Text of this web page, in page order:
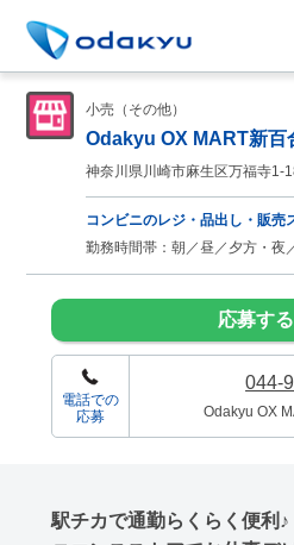
小売（その他）
Odakyu OX MART新百
神奈川県川崎市麻生区万福寺1-
コンビニのレジ・品出し・販売
勤務時間帯：朝／昼／夕方・夜
応募する
電話での
応募
044-
Odakyu OX
駅チカで通勤らくらく便